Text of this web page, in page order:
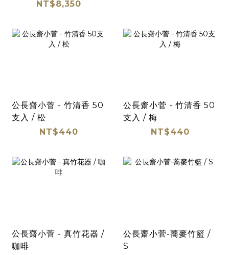
NT$8,350
公長齋小菅 - 竹清香 50
支入 / 松
NT$440
公長齋小菅 - 竹清香 50
支入 / 梅
NT$440
公長齋小菅 - 真竹花器 /
咖啡
公長齋小菅-蕎麥竹籃 /
S